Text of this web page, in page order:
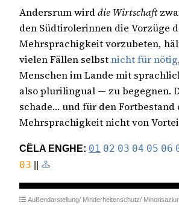
Andersrum wirddie Wirtschaft
den Südtirolerinnen die Vorzüge
Mehrsprachigkeit vorzubeten,
vielen Fällen selbstnicht für nötig
Menschen im Lande mit
also plurilingual — zu begegnen.
schade… und für den Fortbestand
Mehrsprachigkeit nicht von
CËLA ENGHE: 01 02 03 04 05 06
03 ||
Außendarstellung/ Minderheitenschutz/